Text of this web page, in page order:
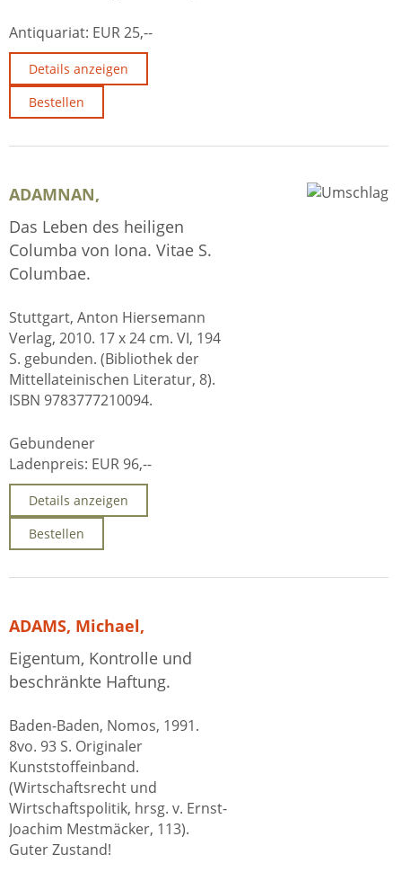
Antiquariat: EUR 25,--
Details anzeigen
Bestellen
ADAMNAN,
Das Leben des heiligen
Columba von Iona. Vitae S.
Columbae.
Stuttgart, Anton Hiersemann
Verlag, 2010. 17 x 24 cm. VI, 194
S. gebunden. (Bibliothek der
Mittellateinischen Literatur, 8).
ISBN 9783777210094.
Gebundener
Ladenpreis: EUR 96,--
Details anzeigen
Bestellen
ADAMS, Michael,
Eigentum, Kontrolle und
beschränkte Haftung.
Baden-Baden, Nomos, 1991.
8vo. 93 S. Originaler
Kunststoffeinband.
(Wirtschaftsrecht und
Wirtschaftspolitik, hrsg. v. Ernst-
Joachim Mestmäcker, 113).
Guter Zustand!